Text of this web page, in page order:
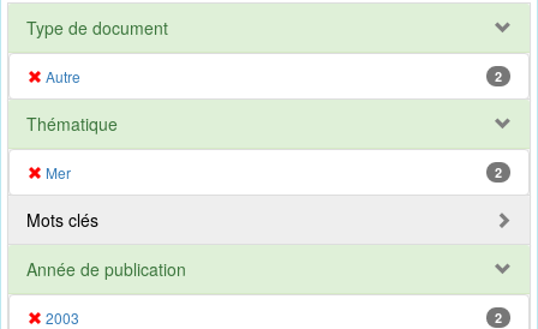
Type de document
Autre 2
Thématique
Mer 2
Mots clés
Année de publication
2003 2